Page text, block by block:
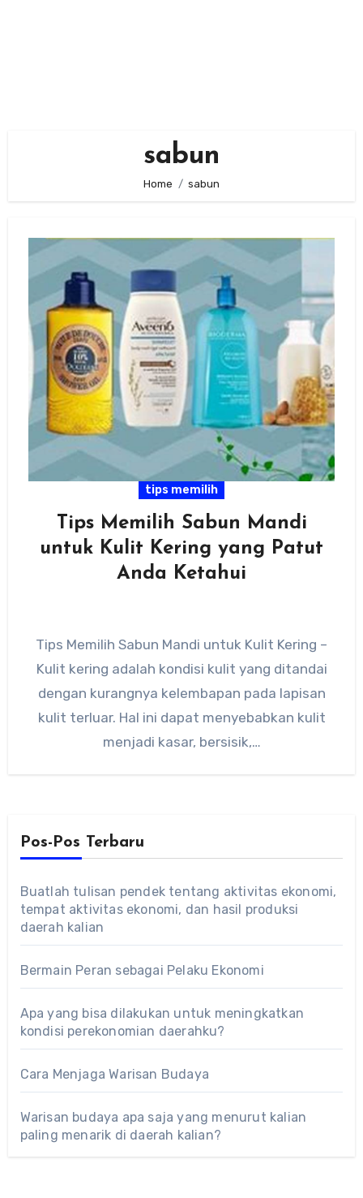
sabun
Home sabun
tips memilih
Tips Memilih Sabun Mandi
untuk Kulit Kering yang Patut
Anda Ketahui
Tips Memilih Sabun Mandi untuk Kulit Kering –
Kulit kering adalah kondisi kulit yang ditandai
dengan kurangnya kelembapan pada lapisan
kulit terluar. Hal ini dapat menyebabkan kulit
menjadi kasar, bersisik,…
Pos-Pos Terbaru
Buatlah tulisan pendek tentang aktivitas ekonomi,
tempat aktivitas ekonomi, dan hasil produksi
daerah kalian
Bermain Peran sebagai Pelaku Ekonomi
Apa yang bisa dilakukan untuk meningkatkan
kondisi perekonomian daerahku?
Cara Menjaga Warisan Budaya
Warisan budaya apa saja yang menurut kalian
paling menarik di daerah kalian?